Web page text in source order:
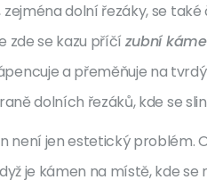
zejména dolní řezáky, se
zde se kazu příčí zubní
a přeměňuje na
dolních řezáků, kde se
není jen estetický problém.
je kámen na místě, kde